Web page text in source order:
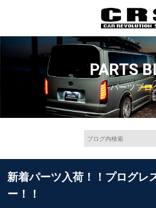
PARTS
パーツブロ
新着パーツ入荷！！プログレ
ー！！